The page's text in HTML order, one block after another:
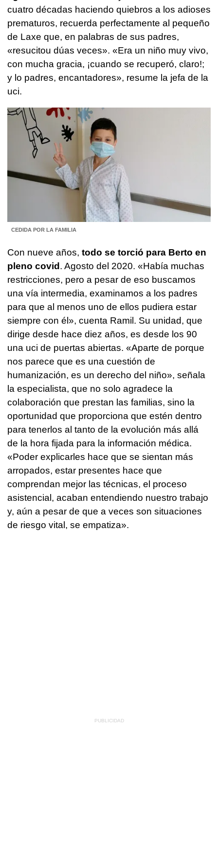
cuatro décadas haciendo quiebros a los adioses
prematuros, recuerda perfectamente al pequeño
de Laxe que, en palabras de sus padres,
«resucitou dúas veces». «Era un niño muy vivo,
con mucha gracia, ¡cuando se recuperó, claro!;
y lo padres, encantadores», resume la jefa de la
uci.
CEDIDA POR LA FAMILIA
Con nueve años, todo se torció para Berto en
pleno covid . Agosto del 2020. «Había muchas
restricciones, pero a pesar de eso buscamos
una vía intermedia, examinamos a los padres
para que al menos uno de ellos pudiera estar
siempre con él», cuenta Ramil. Su unidad, que
dirige desde hace diez años, es desde los 90
una uci de puertas abiertas. «Aparte de porque
nos parece que es una cuestión de
humanización, es un derecho del niño», señala
la especialista, que no solo agradece la
colaboración que prestan las familias, sino la
oportunidad que proporciona que estén dentro
para tenerlos al tanto de la evolución más allá
de la hora fijada para la información médica.
«Poder explicarles hace que se sientan más
arropados, estar presentes hace que
comprendan mejor las técnicas, el proceso
asistencial, acaban entendiendo nuestro trabajo
y, aún a pesar de que a veces son situaciones
de riesgo vital, se empatiza».